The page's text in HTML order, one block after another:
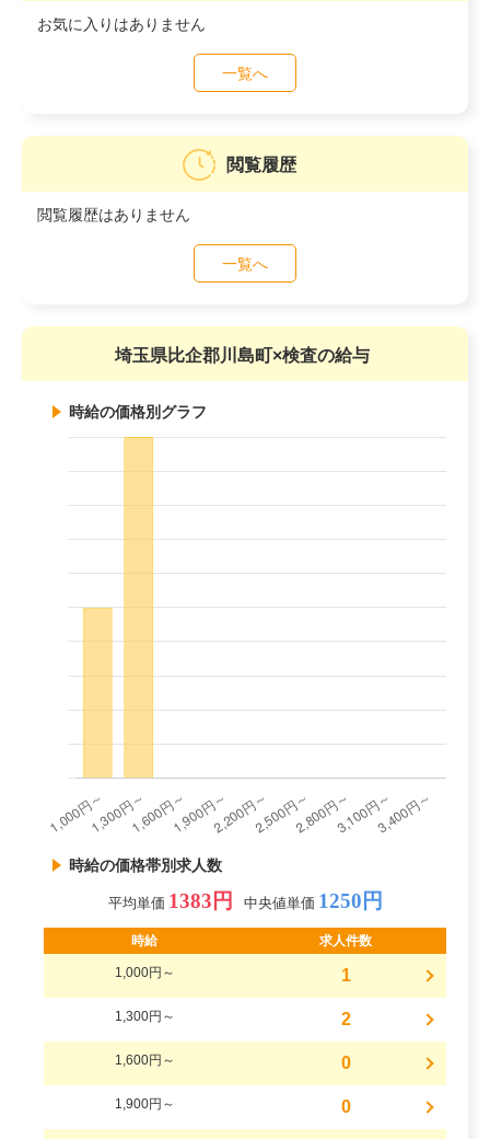
お気に入りはありません
一覧へ
閲覧履歴
閲覧履歴はありません
一覧へ
埼玉県比企郡川島町×検査の給与
時給の価格別グラフ
時給の価格帯別求人数
平均単価 1383円 中央値単価 1250円
時給 求人件数
1,000円～ 1
1,300円～ 2
1,600円～ 0
1,900円～ 0